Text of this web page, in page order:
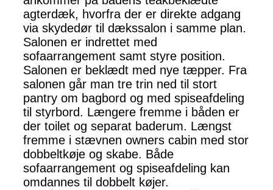
agterdæk, hvorfra der er direkte adgang
via skydedør til dækssalon i samme plan.
Salonen er indrettet med
sofaarrangement samt styre position.
Salonen er beklædt med nye tæpper. Fra
salonen går man tre trin ned til stort
pantry om bagbord og med spiseafdeling
til styrbord. Længere fremme i båden er
der toilet og separat baderum. Længst
fremme i stævnen owners cabin med stor
dobbeltkøje og skabe. Både
sofaarrangement og spiseafdeling kan
omdannes til dobbelt køjer.